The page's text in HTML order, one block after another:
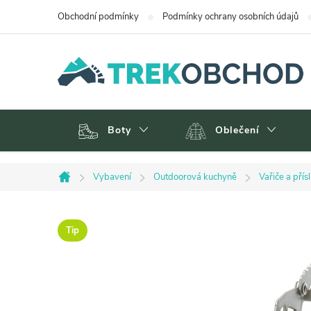
Obchodní podmínky Podmínky ochrany osobních údajů
Boty Oblečení
Domů
Vybavení Outdoorová kuchyně Vařiče a
Tip